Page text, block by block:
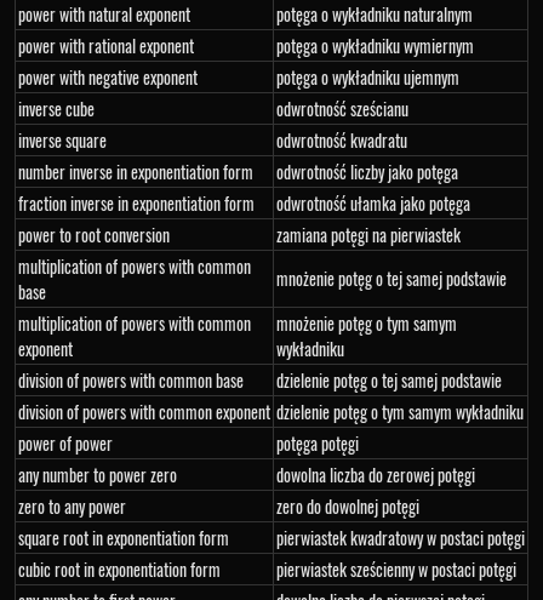
power with natural exponent
potęga o wykładniku naturalnym
power with rational exponent
potęga o wykładniku wymiernym
power with negative exponent
potęga o wykładniku ujemnym
inverse cube
odwrotność sześcianu
inverse square
odwrotność kwadratu
number inverse in exponentiation form
odwrotność liczby jako potęga
fraction inverse in exponentiation form
odwrotność ułamka jako potęga
power to root conversion
zamiana potęgi na pierwiastek
multiplication of powers with common
base
mnożenie potęg o tej samej podstawie
multiplication of powers with common
exponent
mnożenie potęg o tym samym
wykładniku
division of powers with common base
dzielenie potęg o tej samej podstawie
division of powers with common exponent dzielenie potęg o tym samym wykładniku
power of power
potęga potęgi
any number to power zero
dowolna liczba do zerowej potęgi
zero to any power
zero do dowolnej potęgi
square root in exponentiation form
pierwiastek kwadratowy w postaci potęgi
cubic root in exponentiation form
pierwiastek sześcienny w postaci potęgi